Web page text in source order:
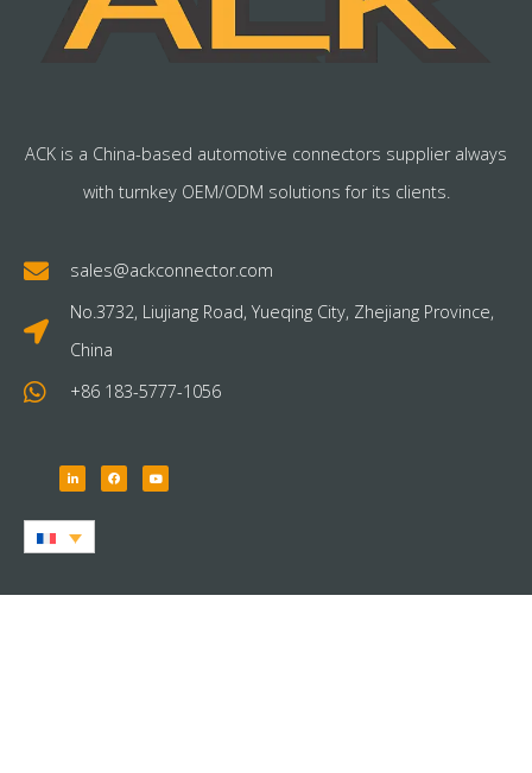
ACK is a China-based automotive connectors supplier always
with turnkey OEM/ODM solutions for its clients.
sales@ackconnector.com
No.3732, Liujiang Road, Yueqing City, Zhejiang Province,
China
+86 183-5777-1056